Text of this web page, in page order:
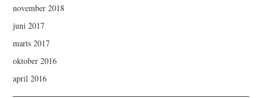
november 2018
juni 2017
marts 2017
oktober 2016
april 2016